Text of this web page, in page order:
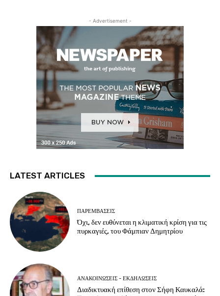
- Advertisement -
LATEST ARTICLES
ΠΑΡΕΜΒΑΣΕΙΣ
Όχι, δεν ευθύνεται η κλιματική κρίση για τις
πυρκαγιές, του Φάμπιαν Δημητρίου
ΑΝΑΚΟΙΝΩΣΕΙΣ - ΕΚΔΗΛΩΣΕΙΣ
Διαδικτυακή επίθεση στον Σήφη Καυκαλά: